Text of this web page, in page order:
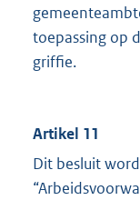
toepassing op
griffie.
Artikel 11
Dit besluit